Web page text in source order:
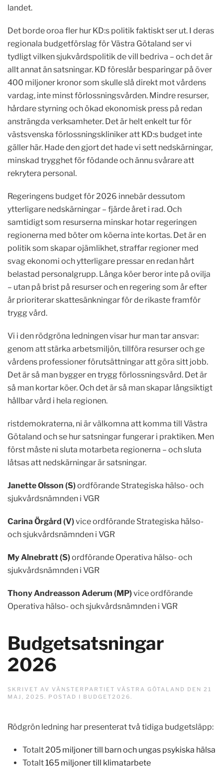
landet.
Det borde oroa fler hur KD:s politik faktiskt ser ut. I deras
regionala budgetförslag för Västra Götaland ser vi
tydligt vilken sjukvårdspolitik de vill bedriva – och det är
allt annat än satsningar. KD föreslår besparingar på över
400 miljoner kronor som skulle slå direkt mot vårdens
vardag, inte minst förlossningsvården. Mindre resurser,
hårdare styrning och ökad ekonomisk press på redan
ansträngda verksamheter. Det är helt enkelt tur för
västsvenska förlossningskliniker att KD:s budget inte
gäller här. Hade den gjort det hade vi sett nedskärningar,
minskad trygghet för födande och ännu svårare att
rekrytera personal.
Regeringens budget för 2026 innebär dessutom
ytterligare nedskärningar – fjärde året i rad. Och
samtidigt som resurserna minskar hotar regeringen
regionerna med böter om köerna inte kortas. Det är en
politik som skapar ojämlikhet, straffar regioner med
svag ekonomi och ytterligare pressar en redan hårt
belastad personalgrupp. Långa köer beror inte på ovilja
– utan på brist på resurser och en regering som år efter
år prioriterar skattesänkningar för de rikaste framför
trygg vård.
Vi i den rödgröna ledningen visar hur man tar ansvar:
genom att stärka arbetsmiljön, tillföra resurser och ge
vårdens professioner förutsättningar att göra sitt jobb.
Det är så man bygger en trygg förlossningsvård. Det är
så man kortar köer. Och det är så man skapar långsiktigt
hållbar vård i hela regionen.
ristdemokraterna, ni är välkomna att komma till Västra
Götaland och se hur satsningar fungerar i praktiken. Men
först måste ni sluta motarbeta regionerna – och sluta
låtsas att nedskärningar är satsningar.
Janette Olsson (S)ordförande Strategiska hälso- och
sjukvårdsnämnden i VGR
Carina Örgård (V)vice ordförande Strategiska hälso-
och sjukvårdsnämnden i VGR
My Alnebratt (S)ordförande Operativa hälso- och
sjukvårdsnämnden i VGR
Thony Andreasson Aderum (MP)vice ordförande
Operativa hälso- och sjukvårdsnämnden i VGR
Budgetsatsningar
2026
SKRIVET AV VÄNSTERPARTIET VÄSTRA GÖTALAND DEN 21
MAJ, 2025. POSTAD I BUDGET2026.
Rödgrön ledning har presenterat två tidiga budgetsläpp:
Totalt205 miljoner till barn och ungas psykiska hälsa
Totalt165 miljoner till klimatarbete